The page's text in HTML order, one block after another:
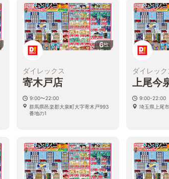
6枚
ダイレックス
寄木戸店
9:00〜22:00
群馬県邑楽郡大泉町大字寄木戸993
番地の1
ダイレック
上尾今
9:00-22:00
埼玉県上尾